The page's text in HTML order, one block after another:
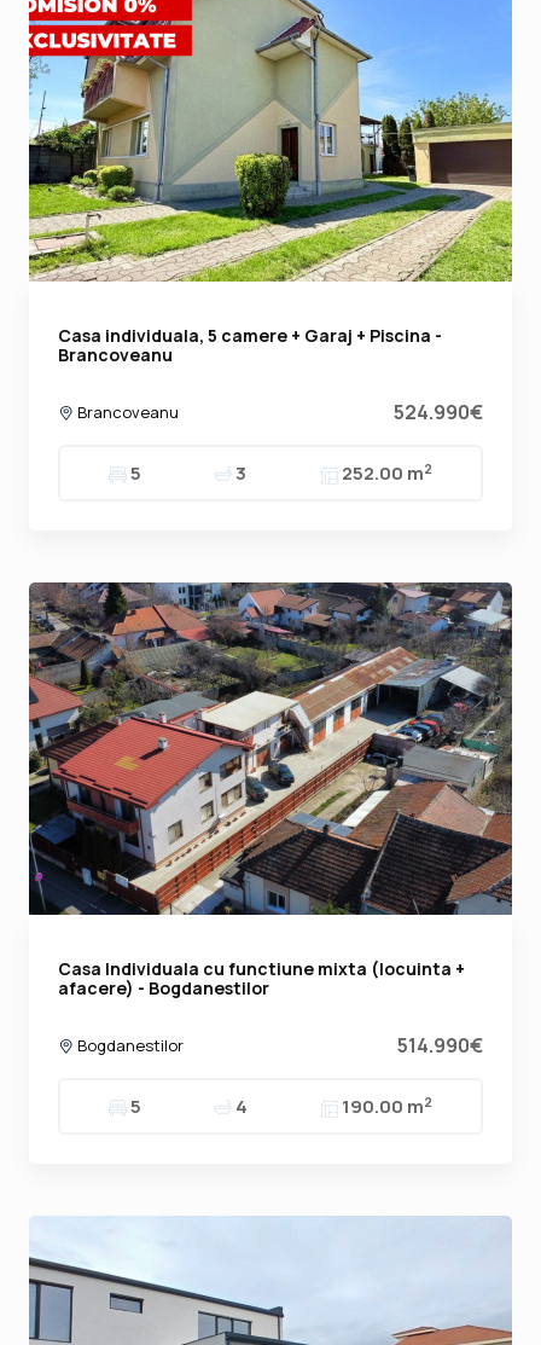
Casa individuala, 5 camere + Garaj + Piscina -
Brancoveanu
Brancoveanu 524.990€
5 3 252.00 m2
Casa Individuala cu functiune mixta (locuinta +
afacere) - Bogdanestilor
Bogdanestilor 514.990€
5 4 190.00 m2